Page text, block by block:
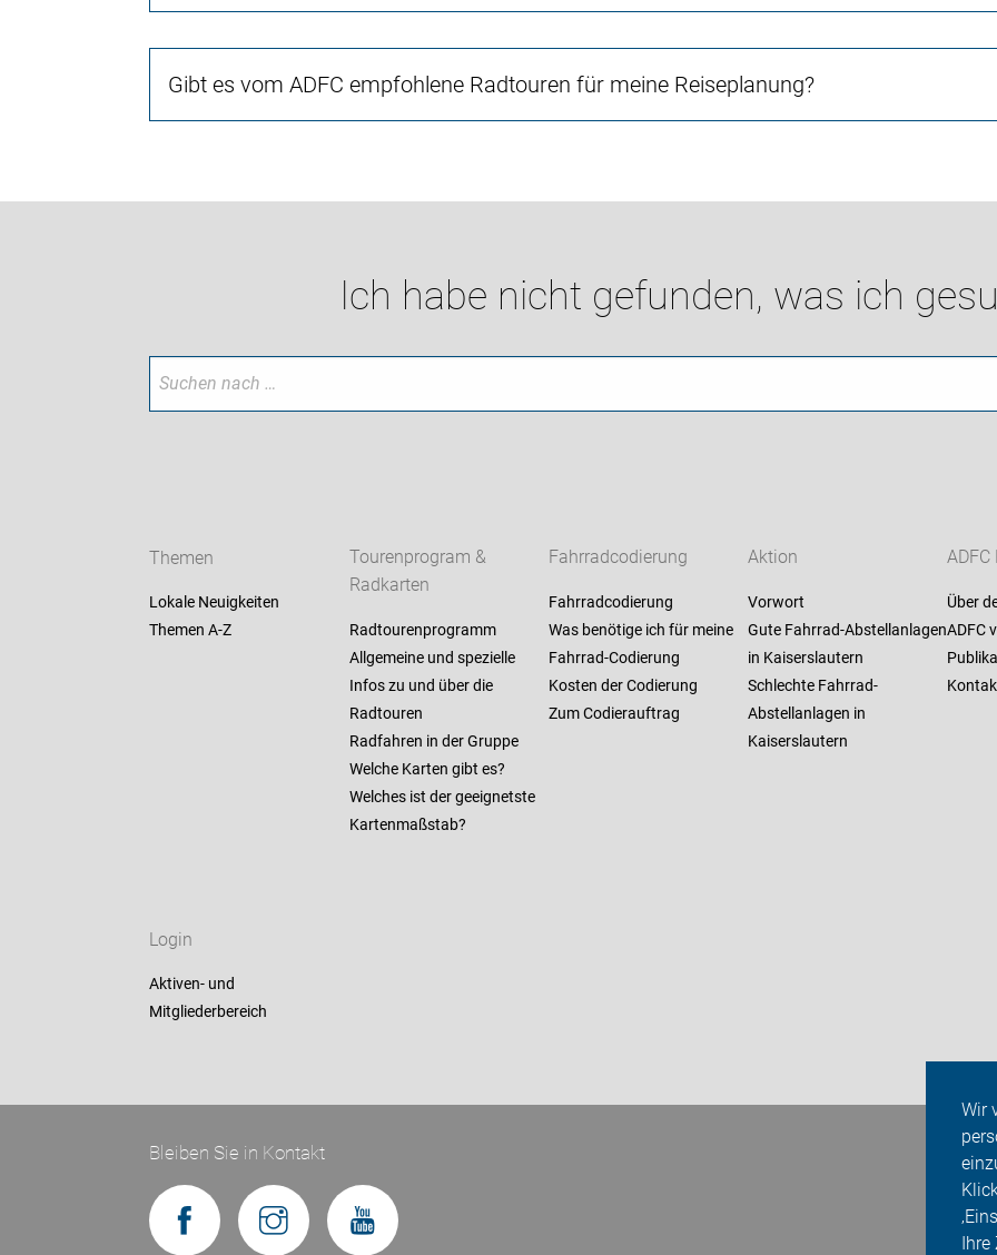
Wir
Ihre
Gibt es vom ADFC empfohlene Radtouren für meine Reiseplanung?
Ich habe nicht gefunden, was ich
Themen
Lokale Neuigkeiten
Themen A-Z
Tourenprogram &
Radkarten
Radtourenprogramm
Allgemeine und spezielle
Infos zu und über die
Radtouren
Radfahren in der Gruppe
Welche Karten gibt es?
Welches ist der geeignetste
Kartenmaßstab?
Fahrradcodierung
Fahrradcodierung
Was benötige ich für meine
Fahrrad-Codierung
Kosten der Codierung
Zum Codierauftrag
Aktion
Vorwort
Gute Fahrrad-Abstellanlagen
in Kaiserslautern
Schlechte Fahrrad-
Abstellanlagen in
Kaiserslautern
Über
ADFC
Login
Aktiven- und
Mitgliederbereich
Bleiben Sie in Kontakt